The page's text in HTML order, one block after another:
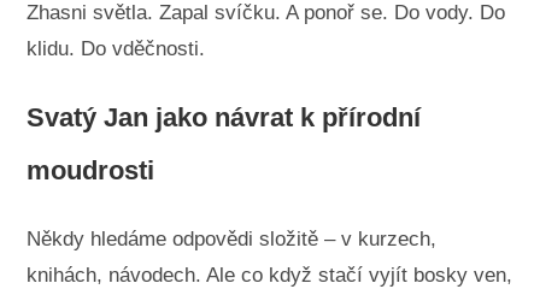
Zhasni světla. Zapal svíčku. A ponoř se. Do vody. Do
klidu. Do vděčnosti.
Svatý Jan jako návrat k přírodní
moudrosti
Někdy hledáme odpovědi složitě – v kurzech,
knihách, návodech. Ale co když stačí vyjít bosky ven,